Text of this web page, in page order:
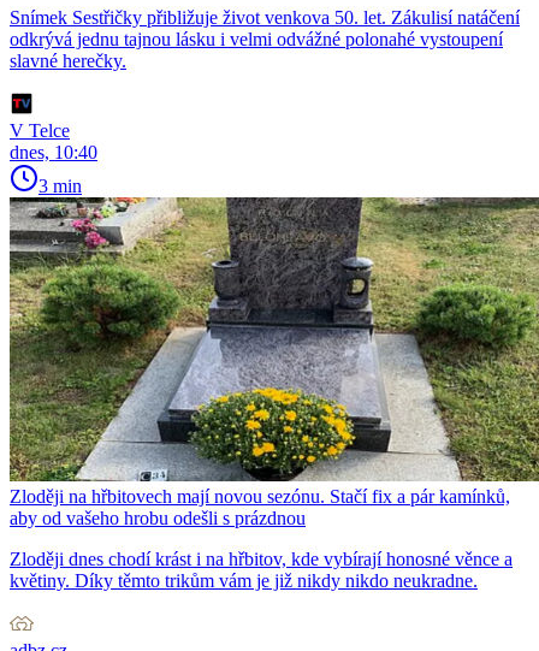
Snímek Sestřičky přibližuje život venkova 50. let. Zákulisí natáčení
odkrývá jednu tajnou lásku i velmi odvážné polonahé vystoupení
slavné herečky.
V Telce
dnes, 10:40
3 min
Zloději na hřbitovech mají novou sezónu. Stačí fix a pár kamínků,
aby od vašeho hrobu odešli s prázdnou
Zloději dnes chodí krást i na hřbitov, kde vybírají honosné věnce a
květiny. Díky těmto trikům vám je již nikdy nikdo neukradne.